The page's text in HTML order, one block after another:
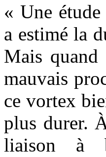
« Une
a estimé la
Mais quand
mauvais
ce vortex
plus durer.
liaison à